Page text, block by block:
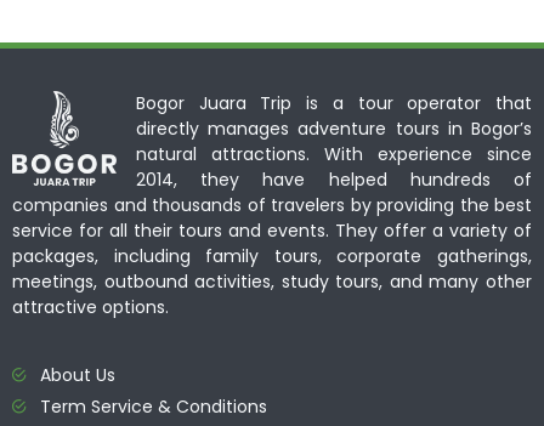
Bogor Juara Trip is a tour operator that
directly manages adventure tours in Bogor’s
natural attractions. With experience since
2014, they have helped hundreds of
companies and thousands of travelers by providing the best
service for all their tours and events. They offer a variety of
packages, including family tours, corporate gatherings,
meetings, outbound activities, study tours, and many other
attractive options.
About Us
Term Service & Conditions